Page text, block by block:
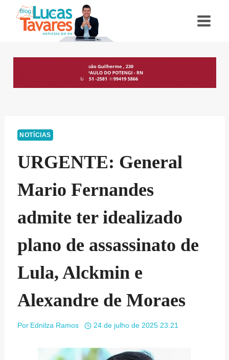
NOTÍCIAS
URGENTE: General
Mario Fernandes
admite ter idealizado
plano de assassinato de
Lula, Alckmin e
Alexandre de Moraes
Por Ednilza Ramos 24 de julho de 2025 23:21